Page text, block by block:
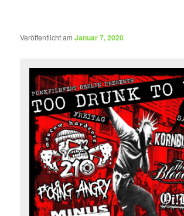
Veröffentlicht amJanuar 7, 2020